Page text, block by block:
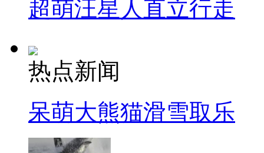
超萌汪星人直立行走
热点新闻
呆萌大熊猫滑雪取乐